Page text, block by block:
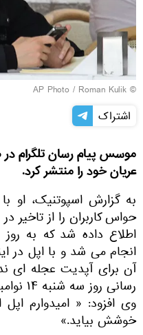
© AP Photo / Roman Kulik
اشتراک
موسس پیام رسان تلگرام
عریان خود را منتشر کرد.
به گزارش اسپوتنیک،
حواس کاربران را از تاخیر
اطلاع داده شد که به روز
انجام می شد و با اپل در
آن برای آپدیت عجله ای
رسانی روز سه شنبه ۱۴ نوامبر صورت می گیرد.
وی افزود: « امیدوارم
خوشش بیاید.»